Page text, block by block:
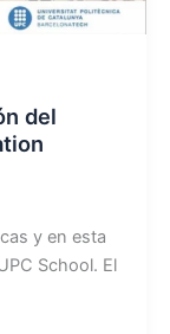
del
y en esta
School. El